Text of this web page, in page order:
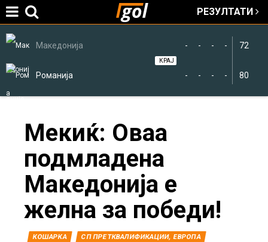
РЕЗУЛТАТИ
Македонија
Романија
72
80
-
-
-
-
-
-
-
-
КРАЈ
Мекиќ: Оваа
подмладена
Македонија е
желна за победи!
КОШАРКА СП ПРЕТКВАЛИФИКАЦИИ, ЕВРОПА